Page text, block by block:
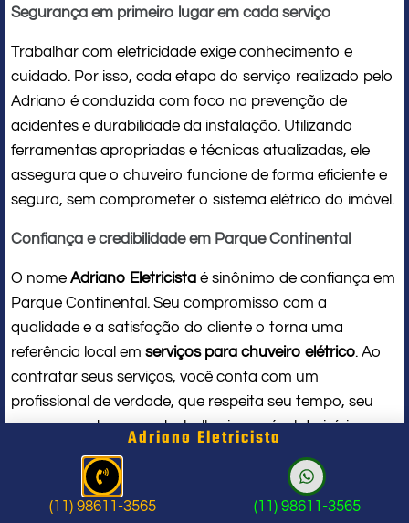
Segurança em primeiro lugar em cada serviço
Trabalhar com eletricidade exige conhecimento e
cuidado. Por isso, cada etapa do serviço realizado pelo
Adriano é conduzida com foco na prevenção de
acidentes e durabilidade da instalação. Utilizando
ferramentas apropriadas e técnicas atualizadas, ele
assegura que o chuveiro funcione de forma eficiente e
segura, sem comprometer o sistema elétrico do imóvel.
Confiança e credibilidade em Parque Continental
O nome Adriano Eletricista é sinônimo de confiança em
Parque Continental. Seu compromisso com a
qualidade e a satisfação do cliente o torna uma
referência local em serviços para chuveiro elétrico. Ao
contratar seus serviços, você conta com um
profissional de verdade, que respeita seu tempo, seu
espaço e entrega um trabalho impecável do início ao
Problema com chuveiro: sinais que
Adriano Eletricista
(11) 98611-3565 (11) 98611-3565